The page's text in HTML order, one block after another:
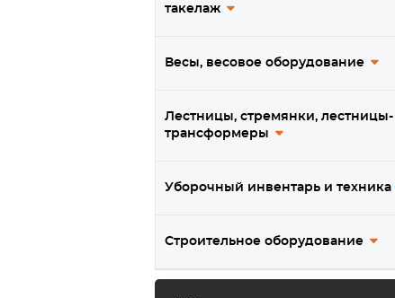
Колеса из нержавеющей
Подпружиненные колеса
большегрузных тележек
для лодочных моторов
такелаж
Весы, весовое оборудование
Лестницы, стремянки, лестницы-
трансформеры
Уборочный инвентарь и техника
Строительное оборудование